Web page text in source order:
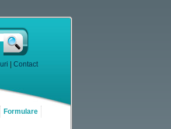
Contact
Formulare